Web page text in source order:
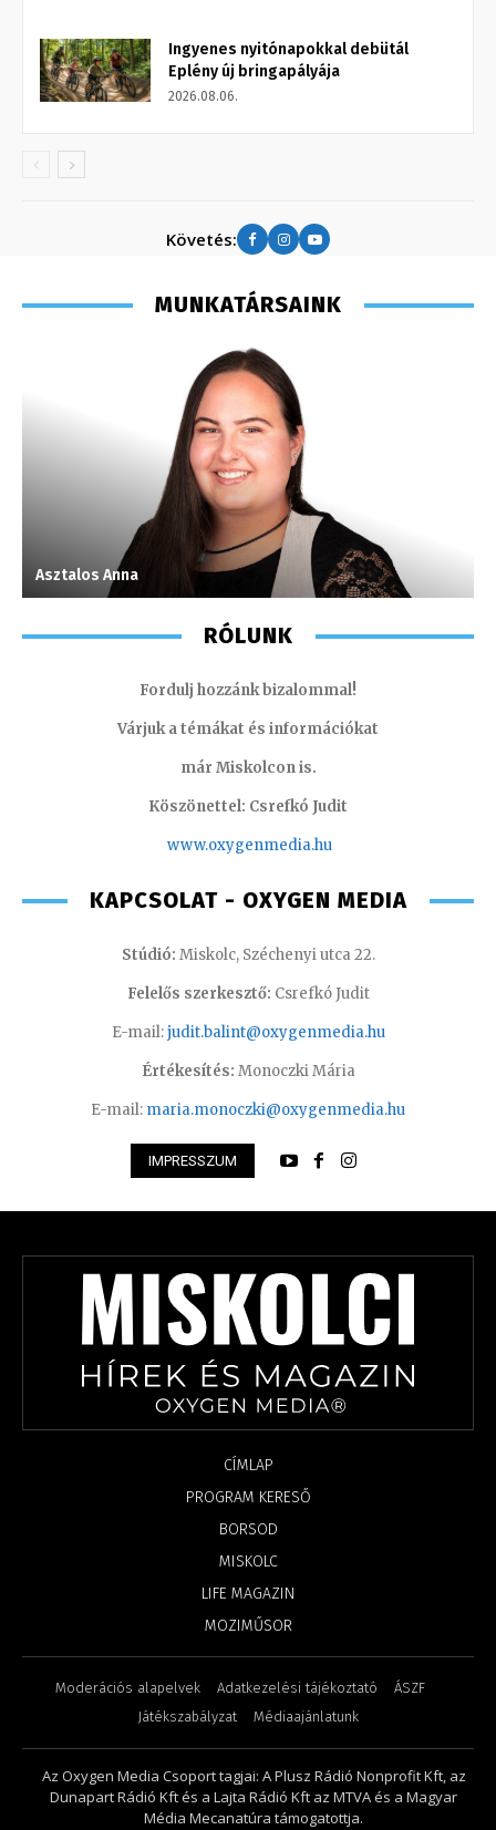
Ingyenes nyitónapokkal debütál
Eplény új bringapályája
2026.08.06.
Követés:
MUNKATÁRSAINK
Asztalos Anna
RÓLUNK
Fordulj hozzánk bizalommal!
Várjuk a témákat és információkat
már Miskolcon is.
Köszönettel: Csrefkó Judit
www.oxygenmedia.hu
KAPCSOLAT - OXYGEN MEDIA
Stúdió: Miskolc, Széchenyi utca 22.
Felelős szerkesztő: Csrefkó Judit
E-mail:judit.balint@oxygenmedia.hu
Értékesítés: Monoczki Mária
E-mail: maria.monoczki@oxygenmedia.hu
IMPRESSZUM
CÍMLAP
PROGRAM KERESŐ
BORSOD
MISKOLC
LIFE MAGAZIN
MOZIMŰSOR
Moderációs alapelvek Adatkezelési tájékoztató
ÁSZF
Játékszabályzat
Médiaajánlatunk
Az Oxygen Media Csoport tagjai: A Plusz Rádió Nonprofit Kft, az
Dunapart Rádió Kft és a Lajta Rádió Kft az MTVA és a Magyar
Média Mecanatúra támogatottja.